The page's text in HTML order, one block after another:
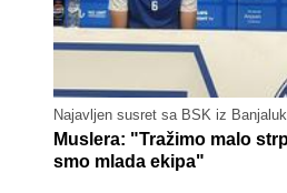
Najavljen susret sa BSK iz
Muslera: "Tražimo malo
smo mlada ekipa"